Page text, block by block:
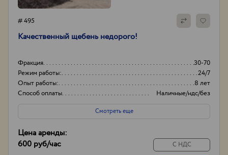
# 495
Качественный щебень недорого!
Фракция
30-70
Режим работы:
24/7
Опыт работы:
8 лет
Способ оплаты
Наличные/ндс/без
ндс
Смотреть еще
Цена аренды:
600 руб/час
С НДС